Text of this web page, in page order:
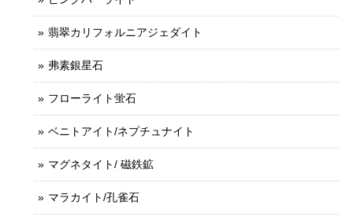
翡翠カリフォルニアジェダイト
弗素銀星石
フローライト蛍石
ベニトアイト/ネプチュナイト
マグネタイト/ 磁鉄鉱
マラカイト/孔雀石